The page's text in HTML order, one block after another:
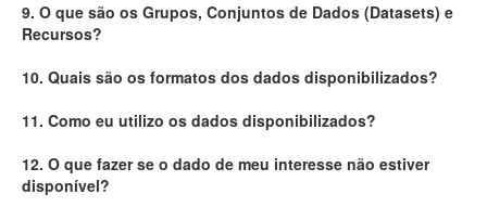
9. O que são os Grupos, Conjuntos de Dados (Datasets) e
Recursos?
10. Quais são os formatos dos dados disponibilizados?
11. Como eu utilizo os dados disponibilizados?
12. O que fazer se o dado de meu interesse não estiver
disponível?